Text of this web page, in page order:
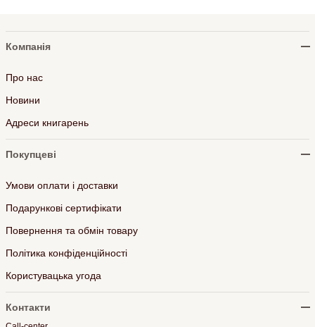
Компанія
Про нас
Новини
Адреси книгарень
Покупцеві
Умови оплати і доставки
Подарункові сертифікати
Повернення та обмін товару
Політика конфіденційності
Користувацька угода
Контакти